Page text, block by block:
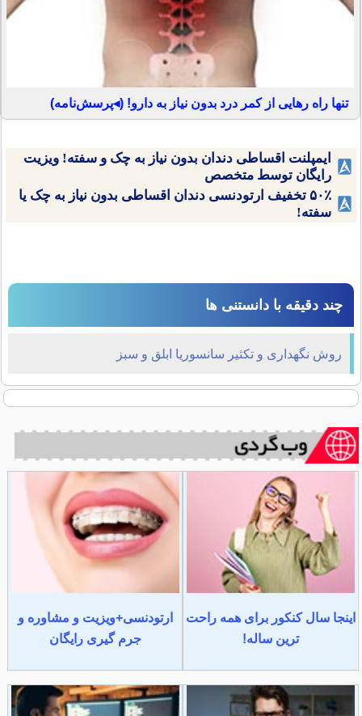
تنها راه رهایی از کمر درد بدون نیاز به دارو! (◂پرسش‌نامه)
ایمپلنت اقساطی دندان بدون نیاز به چک و سفته! ویزیت
رایگان توسط متخصص
۵۰٪ تخفیف ارتودنسی دندان اقساطی بدون نیاز به چک یا
سفته!
چند دقیقه با دانستنی ها
روش نگهداری و تکثیر سانسوریا ابلق و سبز
اینجا سال کنکور برای همه راحت
ترین ساله!
ارتودنسی+ویزیت و مشاوره و
جرم گیری رایگان